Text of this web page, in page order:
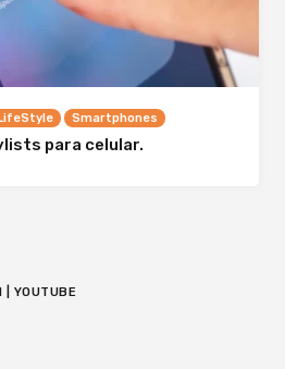
LifeStyle Smartphones
para celular.
| YOUTUBE